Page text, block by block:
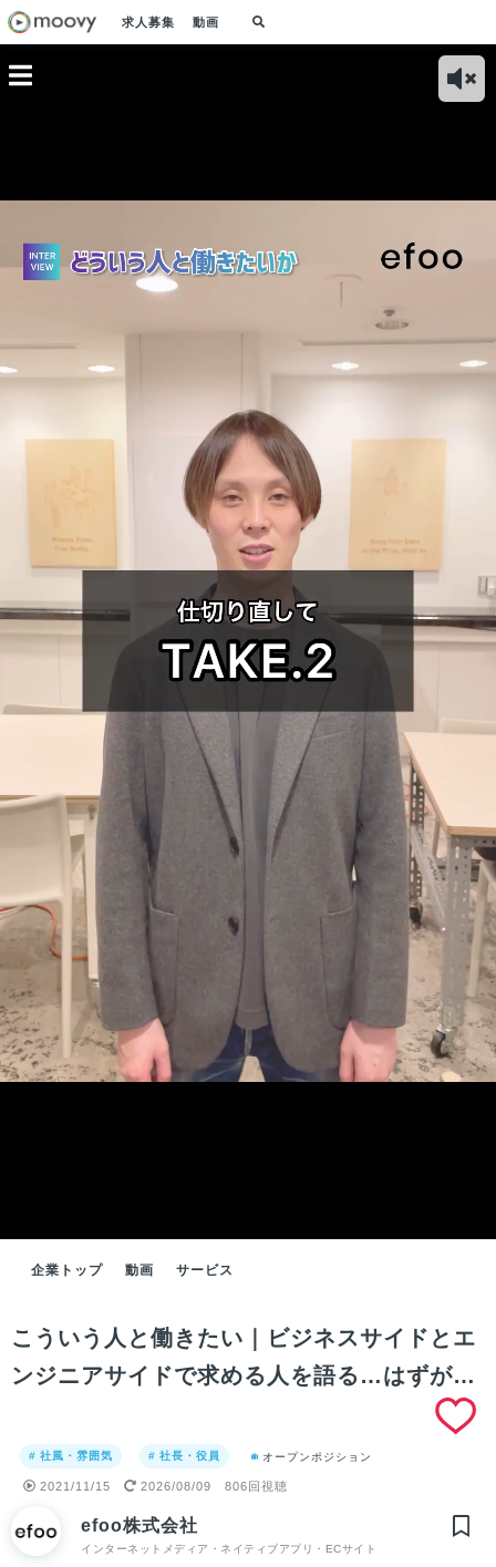
求人募集 動画
」は、
ラパゴスの飲食業界
企業トップ 動画 サービス
こういう人と働きたい｜ビジネスサイドとエ
ンジニアサイドで求める人を語る…はずが…
# 社風・雰囲気 # 社長・役員 オープンポジション
2021/11/15 2026/08/09 806回視聴
efoo株式会社
インターネットメディア・ネイティブアプリ・ECサイト